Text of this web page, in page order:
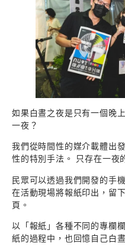
如果白晝之夜是只有一個晚
一夜？
我們從時間性的媒介載體出
性的特別手法。 只存在一夜
民眾可以透過我們開發的手
在活動現場將報紙印出，留
頁。
以「報紙」各種不同的專欄
紙的過程中，也回憶自己白